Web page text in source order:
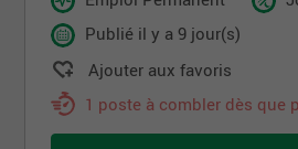
Publié il y a 9 jour(s)
Ajouter aux favoris
1 poste à combler dès que